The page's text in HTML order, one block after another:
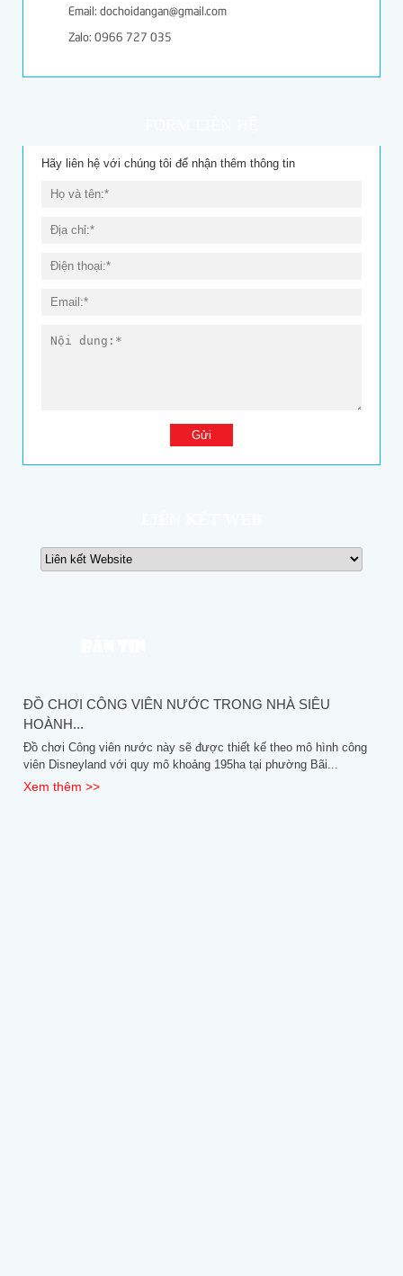
Email: dochoidangan@gmail.com
Zalo: 0966 727 035
Hãy liên hệ với chúng tôi để nhận thêm thông tin
ĐỒ CHƠI CÔNG VIÊN NƯỚC TRONG NHÀ SIÊU
HOÀNH...
Đồ chơi Công viên nước này sẽ được thiết kế theo mô hình công
viên Disneyland với quy mô khoảng 195ha tại phường Bãi...
Xem thêm >>